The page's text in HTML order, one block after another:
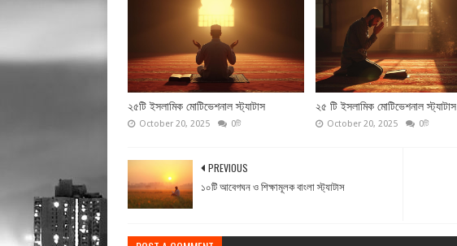
২৫টি ইসলামিক মোটিভেশনাল স্ট্যাটাস
October 20, 2025 0টি
২৫ টি ইসলামিক মোটিভেশনাল স্ট্যাটাস
October 20, 2025 0টি
PREVIOUS
১০টি আবেগঘন ও শিক্ষামূলক বাংলা স্ট্যাটাস